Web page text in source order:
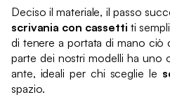
Deciso il materiale, il passo
scrivania con cassetti ti
di tenere a portata di mano ciò
parte dei nostri modelli ha uno
ante, ideali per chi sceglie le
spazio.